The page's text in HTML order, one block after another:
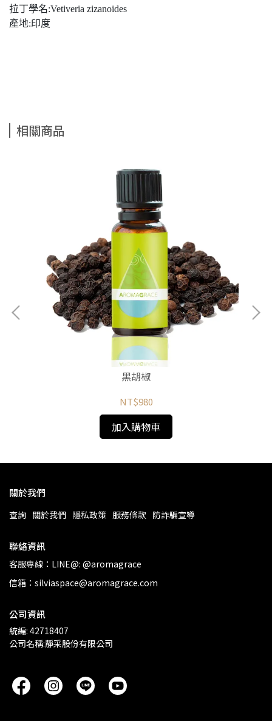
拉丁學名:Vetiveria zizanoides
產地:印度
相關商品
黑胡椒
NT$980
加入購物車
關於我們
查詢 關於我們 隱私政策 服務條款 防詐騙宣導
聯絡資訊
客服專線：LINE@: @aromagrace
信箱：silviaspace@aromagrace.com
公司資訊
統編: 42718407
公司名稱:靜采股份有限公司